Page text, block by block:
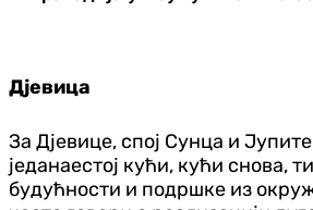
Дјевица
За Дјевице, спој Сунца и
једанаестој кући, кући снова,
будућности и подршке из